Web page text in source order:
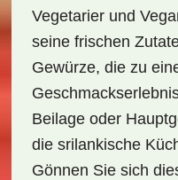
Vegetarierund
seine frischen
Gewürze, die zu
Beilage oder
die srilankische
Gönnen Sie sich